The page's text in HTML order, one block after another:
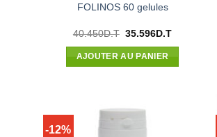
FOLINOS 60 gelules
40.450D.T Le
initial
était :
35.596D.TLe
AJOUTER AU PANIER
-12%